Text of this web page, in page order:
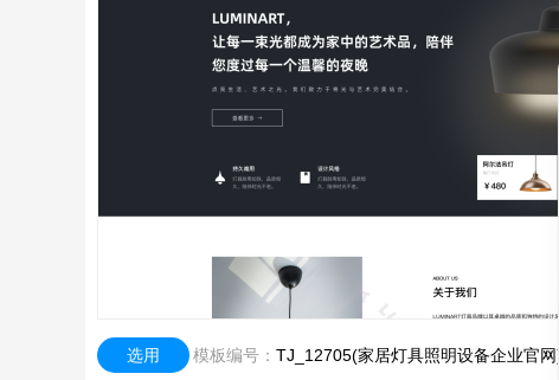
选用 模板编号： TJ_12705(家居灯具照明设备企业官网)